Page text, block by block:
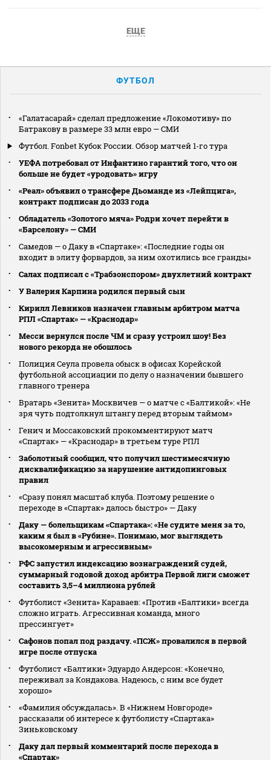
ЕЩЕ
ФУТБОЛ
«Галатасарай» сделал предложение «Локомотиву» по
Батракову в размере 33 млн евро — СМИ
Футбол. Fonbet Кубок России. Обзор матчей 1-го тура
УЕФА потребовал от Инфантино гарантий того, что он
больше не будет «уродовать» игру
«Реал» объявил о трансфере Дьоманде из «Лейпцига»,
контракт подписан до 2033 года
Обладатель «Золотого мяча» Родри хочет перейти в
«Барселону» — СМИ
Самедов — о Даку в «Спартаке»: «Последние годы он
входит в элиту форвардов, за ним охотились все гранды»
Салах подписал с «Трабзонспором» двухлетний контракт
У Валерия Карпина родился первый сын
Кирилл Левников назначен главным арбитром матча
РПЛ «Спартак» — «Краснодар»
Месси вернулся после ЧМ и сразу устроил шоу! Без
нового рекорда не обошлось
Полиция Сеула провела обыск в офисах Корейской
футбольной ассоциации по делу о назначении бывшего
главного тренера
Вратарь «Зенита» Москвичев — о матче с «Балтикой»: «Не
зря чуть подтолкнул штангу перед вторым таймом»
Генич и Моссаковский прокомментируют матч
«Спартак» — «Краснодар» в третьем туре РПЛ
Заболотный сообщил, что получил шестимесячную
дисквалификацию за нарушение антидопинговых
правил
«Сразу понял масштаб клуба. Поэтому решение о
переходе в «Спартак» далось быстро» — Даку
Даку — болельщикам «Спартака»: «Не судите меня за то,
каким я был в «Рубине». Понимаю, мог выглядеть
высокомерным и агрессивным»
РФС запустил индексацию вознаграждений судей,
суммарный годовой доход арбитра Первой лиги сможет
составить 3,5–4 миллиона рублей
Футболист «Зенита» Караваев: «Против «Балтики» всегда
сложно играть. Агрессивная команда, много
прессингует»
Сафонов попал под раздачу. «ПСЖ» провалился в первой
игре после отпуска
Футболист «Балтики» Эдуардо Андерсон: «Конечно,
переживал за Кондакова. Надеюсь, с ним все будет
хорошо»
«Фамилия обсуждалась». В «Нижнем Новгороде»
рассказали об интересе к футболисту «Спартака»
Зиньковскому
Даку дал первый комментарий после перехода в
«Спартак»